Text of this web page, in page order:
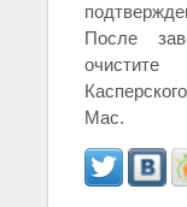
После
очистите
Mac.